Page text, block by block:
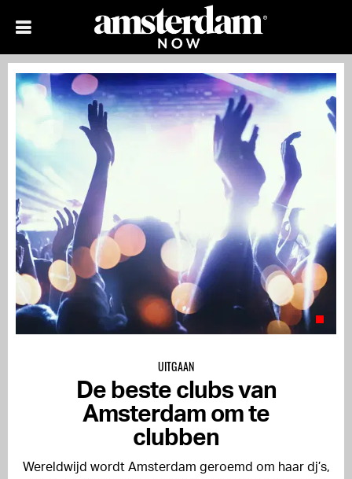
UITGAAN
De beste clubs van
Amsterdam om te
clubben
Wereldwijd wordt Amsterdam geroemd om haar dj’s,